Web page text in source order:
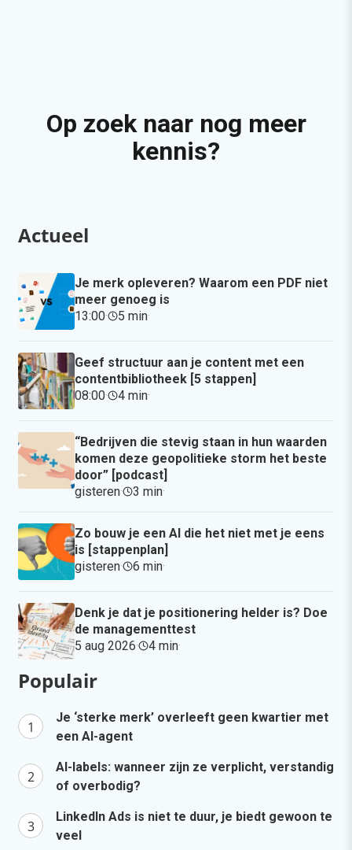
Op zoek naar nog meer
kennis?
Actueel
Je merk opleveren? Waarom een PDF niet
meer genoeg is
13:00· 5 min·
Geef structuur aan je content met een
contentbibliotheek [5 stappen]
08:00· 4 min·
“Bedrijven die stevig staan in hun waarden
komen deze geopolitieke storm het beste
door” [podcast]
gisteren· 3 min·
Zo bouw je een AI die het niet met je eens
is [stappenplan]
gisteren· 6 min·
Denk je dat je positionering helder is? Doe
de managementtest
5 aug 2026· 4 min·
Populair
Je ‘sterke merk’ overleeft geen kwartier met
een AI-agent
AI-labels: wanneer zijn ze verplicht, verstandig
of overbodig?
LinkedIn Ads is niet te duur, je biedt gewoon te
veel